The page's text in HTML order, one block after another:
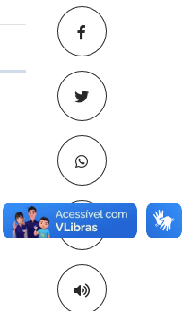
Copiar para